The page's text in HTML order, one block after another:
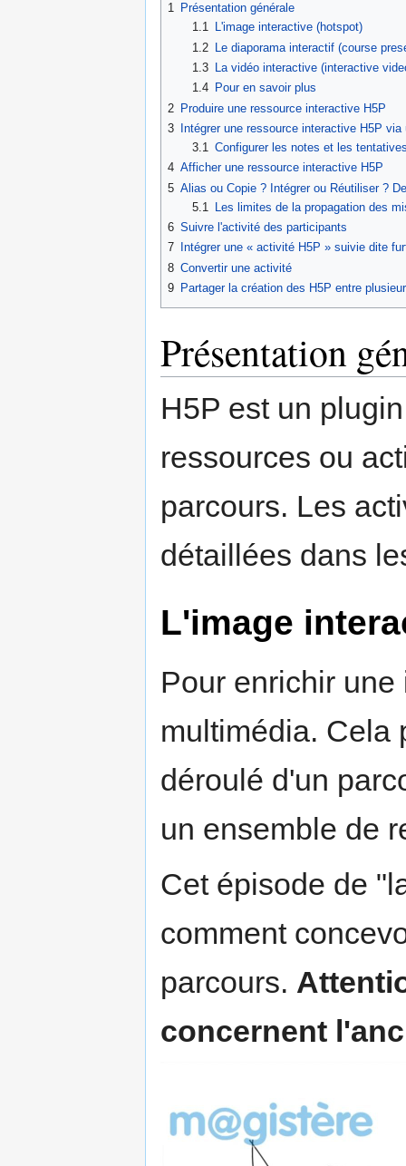
1 Présentation générale
1.1
L'image interactive (hotspot)
1.2
Le diaporama interactif (course
1.3
La vidéo interactive (interactive
1.4
Pour en savoir plus
2 Produire une ressource interactive H5P
3
Intégrer une ressource interactive H5P
3.1 Configurer les notes et les
4 Afficher une ressource interactive H5P
5 Alias ou Copie ? Intégrer ou Réutiliser ?
5.1
Les limites de la propagation des
6 Suivre l'activité des participants
7
Intégrer une « activité H5P » suivie dite
8 Convertir une activité
9 Partager la création des H5P entre
Présentation
H5P est un
ressources ou
parcours. Les
détaillées dans
L'image
Pour enrichir
multimédia. Cela
déroulé d'un
un ensemble de
Cet épisode de
comment
parcours.
concernent